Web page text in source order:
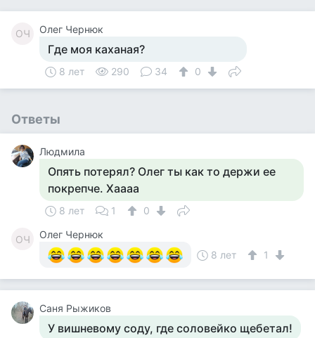
ОЧ Олег Чернюк
Где моя каханая?
8 лет 290 34 0
Ответы
Людмила
Опять потерял? Олег ты как то держи ее
покрепче. Хаааа
8 лет 1 0
ОЧ
Олег Чернюк
8 лет
1
Саня Рыжиков
У вишневому соду, где соловейко щебетал!